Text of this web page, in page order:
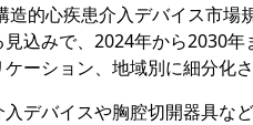
造的心疾患介入デバイス市
込みで、2024年から2030
ーション、地域別に細分化
デバイスや胸腔切開器具な